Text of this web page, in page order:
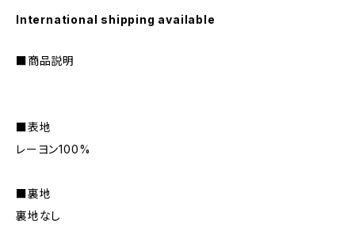
International shipping available
■商品説明
■表地
レーヨン100%
■裏地
裏地なし